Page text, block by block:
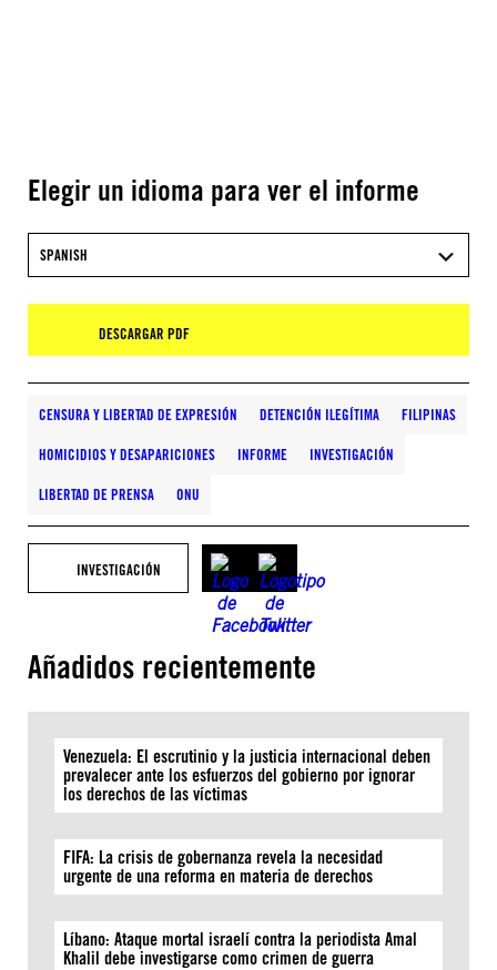
Elegir un idioma para ver el informe
SPANISH
DESCARGAR PDF
CENSURA Y LIBERTAD DE EXPRESIÓN DETENCIÓN ILEGÍTIMA FILIPINAS
HOMICIDIOS Y DESAPARICIONES INFORME INVESTIGACIÓN
LIBERTAD DE PRENSA ONU
INVESTIGACIÓN
Añadidos recientemente
Venezuela: El escrutinio y la justicia internacional deben
prevalecer ante los esfuerzos del gobierno por ignorar
los derechos de las víctimas
FIFA: La crisis de gobernanza revela la necesidad
urgente de una reforma en materia de derechos
Líbano: Ataque mortal israelí contra la periodista Amal
Khalil debe investigarse como crimen de guerra